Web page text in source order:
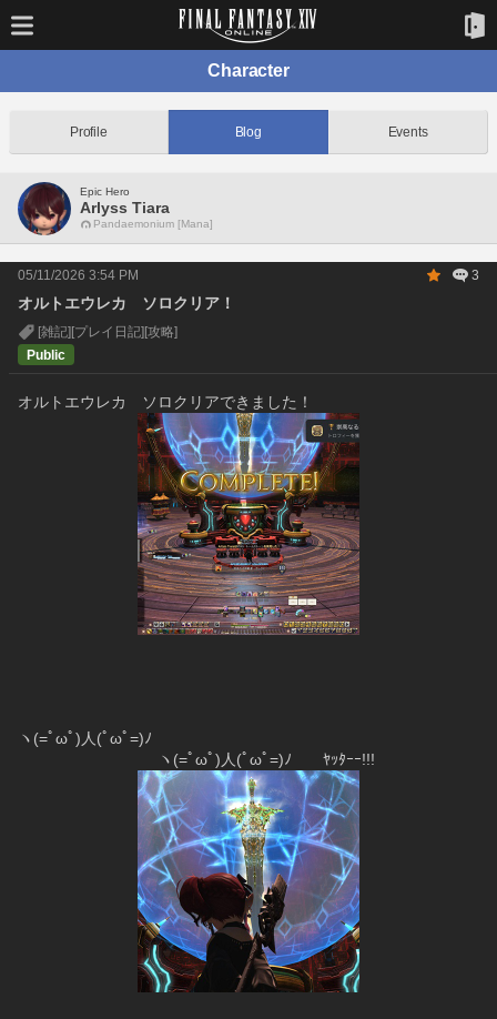
Character
Profile Blog Events
Epic Hero
Arlyss Tiara
Pandaemonium [Mana]
05/11/2026 3:54 PM 3
オルトエウレカ ソロクリア！
[雑記] [プレイ日記] [攻略]
Public
オルトエウレカ　ソロクリアできました！
ヽ(=ﾟωﾟ)人(ﾟωﾟ=)ﾉ
ヽ(=ﾟωﾟ)人(ﾟωﾟ=)ﾉ　　ﾔｯﾀｰｰ!!!